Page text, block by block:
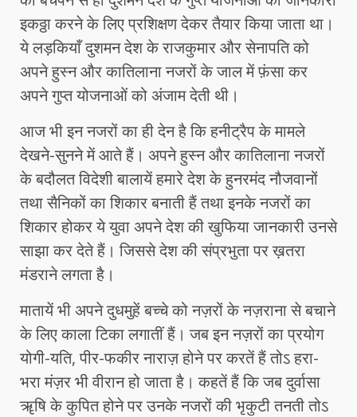
इकठ्ठा करने के लिए प्रशिक्षण देकर तैयार किया जाता था।
ये लड़कियाँ दुशमन देश के राजकुमार और सेनापति को
अपने हुस्न और कातिलाना नजरों के जाल में फ़ंसा कर
अपने गुप्त योजनाओं को अंजाम देती थी।
आज भी इन नजरों का ही देन है कि हनीट्रैप के मामले
देखने-सुनने में आते हैं। अपने हुस्न और कातिलाना नजरों
के बदौलत विदेशी बालायें हमारे देश के हुनरमंद नौजवानों
तथा सैनिकों का शिकार बनाती हैं तथा इनके नजरों का
शिकार होकर ये युवा अपने देश की खुफिया जानकारी उनसे
साझा कर देते हैं। जिससे देश की संप्रभुता पर ख़तरा
मंडराने लगता है।
मातायें भी अपने दुधमुहें बच्चे को नज़रों के नज़राना से बचाने
के लिए काला टिका लगातीं हैं। जब इन नज़रों का प्रयोग
योगी-यति, पीर-फकीर नाराज़ होने पर करतें हैं तोऽ हरा-
भरा मंज़र भी वीरान हो जाता है। कहतें हैं कि जब दुर्वासा
ॠषि के कुपित होने पर उनके नजरों की भृकुटी तनती तोऽ